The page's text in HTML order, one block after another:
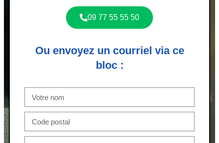
09 77 55 55 50
Ou envoyez un courriel via ce
bloc :